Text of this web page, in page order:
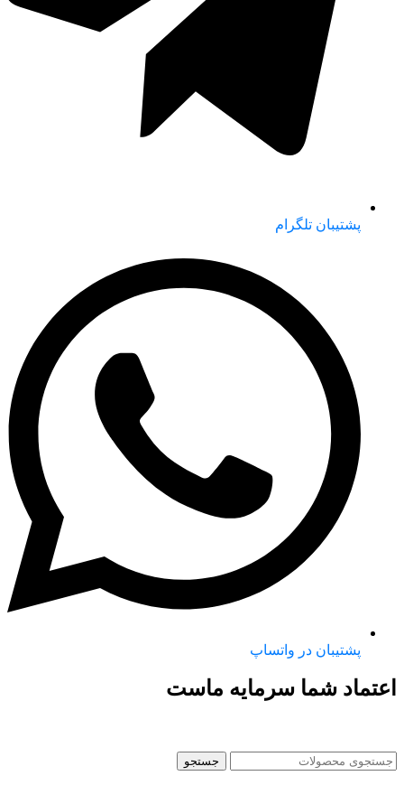
پشتیبان تلگرام
پشتیبان در واتساپ
اعتماد شما سرمایه ماست
جستجو